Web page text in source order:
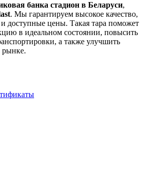
банка стадион в Беларуси,
. Мы гарантируем высокое качество,
доступные цены. Такая тара поможет
в идеальном состоянии, повысить
а также улучшить
рынке.